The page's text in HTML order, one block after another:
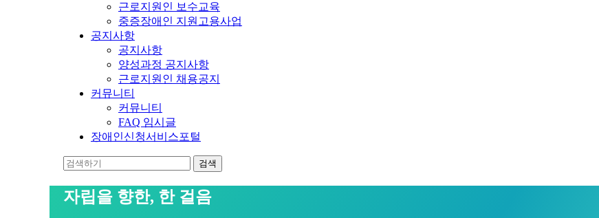
근로지원인 보수교육
중증장애인 지원고용사업
공지사항
공지사항
양성과정 공지사항
근로지원인 채용공지
커뮤니티
커뮤니티
FAQ 임시글
장애인신청서비스포털
자립을 향한, 한 걸음